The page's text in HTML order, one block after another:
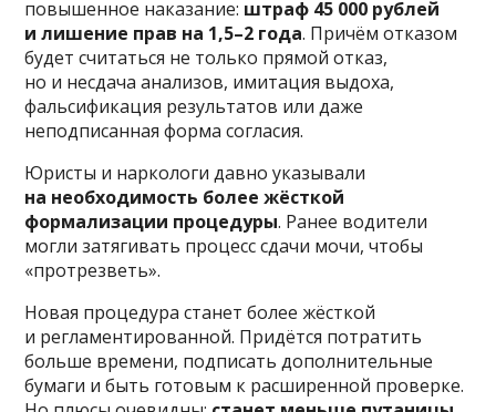
повышенное наказание: штраф 45 000 рублей
и лишение прав на 1,5–2 года. Причём отказом
будет считаться не только прямой отказ,
но и несдача анализов, имитация выдоха,
фальсификация результатов или даже
неподписанная форма согласия.
Юристы и наркологи давно указывали
на необходимость более жёсткой
формализации процедуры. Ранее водители
могли затягивать процесс сдачи мочи, чтобы
«протрезветь».
Новая процедура станет более жёсткой
и регламентированной. Придётся потратить
больше времени, подписать дополнительные
бумаги и быть готовым к расширенной проверке.